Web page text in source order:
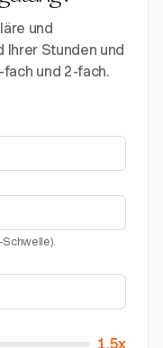
und
Ihrer Stunden und
und 2-fach.
Schwelle).
1.5x